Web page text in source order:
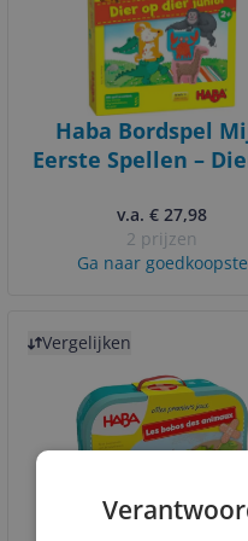
Haba Bordspel
Eerste Spellen –
v.a. € 27,98
2 prijzen
Ga naar goedkoopste
Vergelijken